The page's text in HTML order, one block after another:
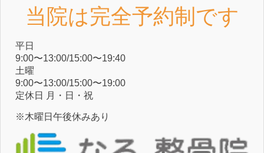
当院は完全予約制です
平⽇
9:00〜13:00/15:00〜19:40
⼟曜
9:00〜13:00/15:00〜19:00
定休⽇ ⽉・⽇・祝
※木曜日午後休みあり